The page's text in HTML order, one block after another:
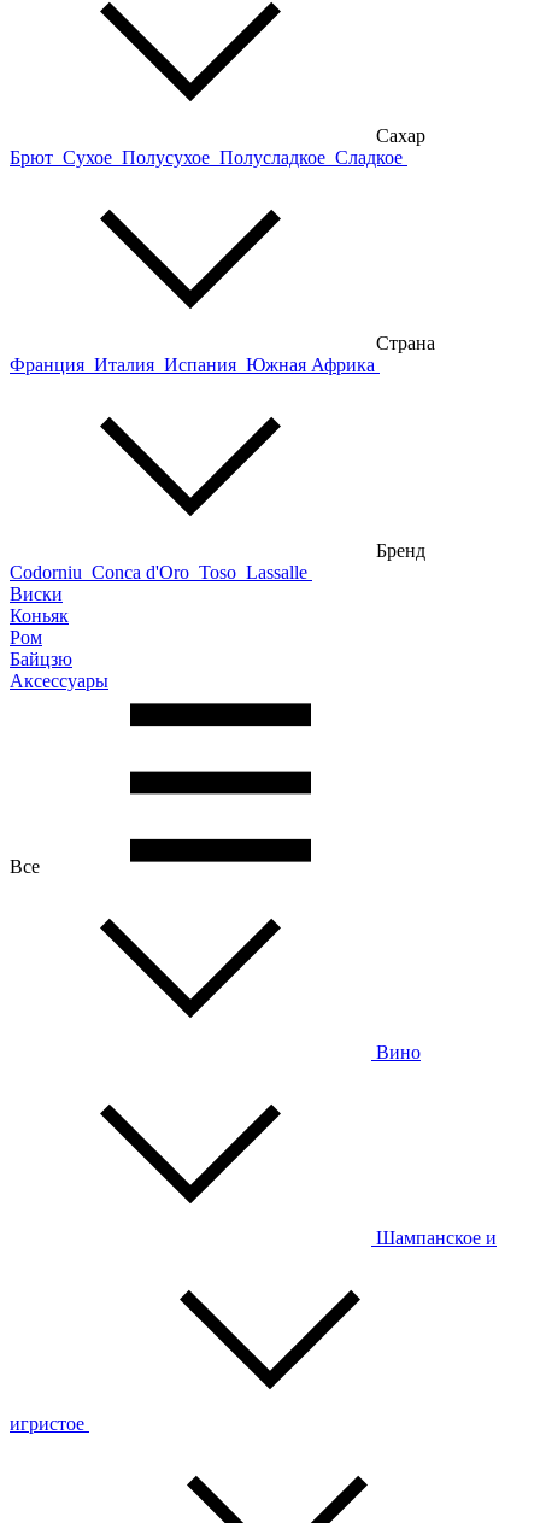
Сахар
Брют Сухое Полусухое Полусладкое Сладкое
Страна
Франция Италия Испания Южная Африка
Бренд
Codorniu Conca d'Oro Toso Lassalle
Виски
Коньяк
Ром
Байцзю
Аксессуары
Все
Вино
Шампанское и
игристое